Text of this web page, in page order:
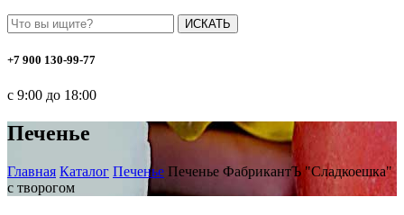
ИСКАТЬ
+7 900 130-99-77
с 9:00 до 18:00
Печенье
Главная Каталог Печенье Печенье ФабрикантЪ "Сладкоешка"
с творогом